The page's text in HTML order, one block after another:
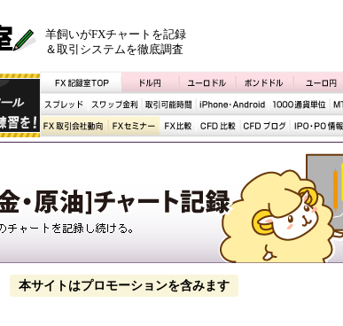
羊飼いがFXチャートを記録
＆取引システムを徹底調査
本サイトはプロモーションを含みます